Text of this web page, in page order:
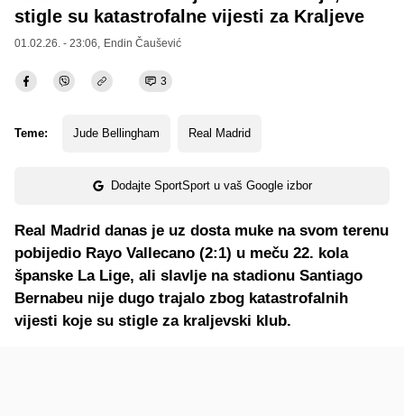
stigle su katastrofalne vijesti za Kraljeve
01.02.26. - 23:06, Endin Čaušević
3
Teme: Jude Bellingham Real Madrid
Dodajte SportSport u vaš Google izbor
Real Madrid danas je uz dosta muke na svom terenu
pobijedio Rayo Vallecano (2:1) u meču 22. kola
španske La Lige, ali slavlje na stadionu Santiago
Bernabeu nije dugo trajalo zbog katastrofalnih
vijesti koje su stigle za kraljevski klub.